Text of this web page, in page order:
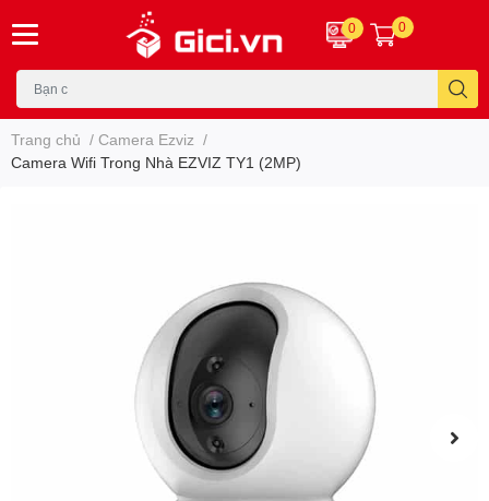
0 0
Trang chủ / Camera Ezviz /
Camera Wifi Trong Nhà EZVIZ TY1 (2MP)